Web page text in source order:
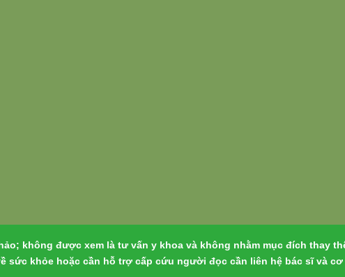
không được xem là tư vấn y khoa và không nhằm mục đích thay
sức khỏe hoặc cần hỗ trợ cấp cứu người đọc cần liên hệ bác sĩ và